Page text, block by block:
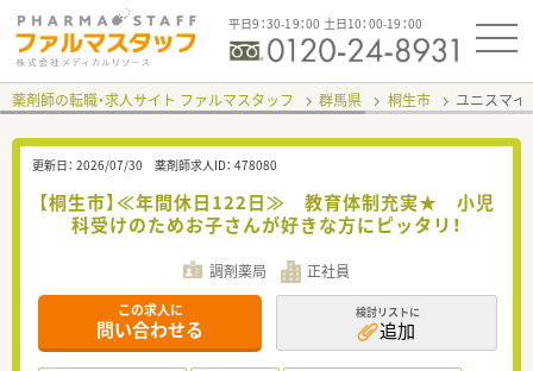
平日9：30-19：00 土日10：00-19：00
薬剤師の転職・求人サイト ファルマスタッフ 群馬県 桐生市 ユニスマ
更新日： 2026/07/30 薬剤師求人ID： 478080
【桐生市】≪年間休日122日≫ 教育体制充実★ 小児
科受けのためお子さんが好きな方にピッタリ！
調剤薬局 正社員
この求人に
問い合わせる
検討リストに
追加